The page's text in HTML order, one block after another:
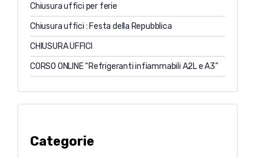
Chiusura uffici per ferie
Chiusura uffici : Festa della Repubblica
CHIUSURA UFFICI
CORSO ONLINE “Refrigeranti infiammabili A2L e A3”
Categorie